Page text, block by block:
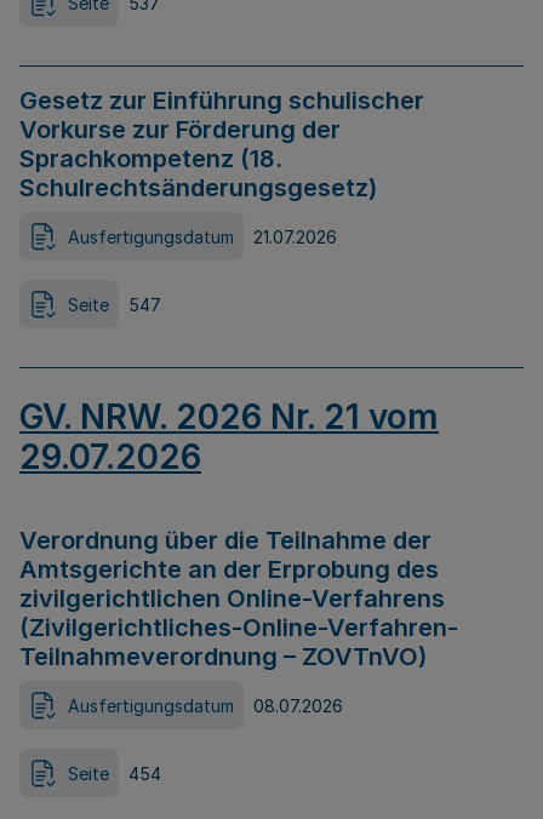
Gesetz zur Einführung schulischer
Vorkurse zur Förderung der
Sprachkompetenz (18.
Schulrechtsänderungsgesetz)
Ausfertigungsdatum 21.07.2026
Seite 547
GV. NRW. 2026 Nr. 21 vom
29.07.2026
Verordnung über die Teilnahme der
Amtsgerichte an der Erprobung des
zivilgerichtlichen Online-Verfahrens
(Zivilgerichtliches-Online-Verfahren-
Teilnahmeverordnung – ZOVTnVO)
Ausfertigungsdatum 08.07.2026
Seite 454